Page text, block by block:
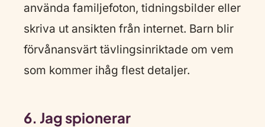
använda familjefoton, tidningsbilder eller
skriva ut ansikten från internet. Barn blir
förvånansvärt tävlingsinriktade om vem
som kommer ihåg flest detaljer.
6. Jag spionerar